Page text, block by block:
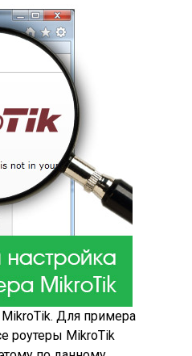
MikroTik. Для примера
роутеры MikroTik